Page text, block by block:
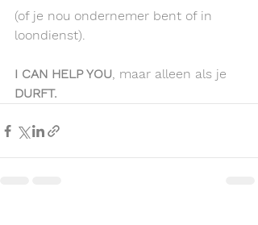
(of je nou ondernemer bent of in
loondienst).
I CAN HELP YOU, maar alleen als je
DURFT.